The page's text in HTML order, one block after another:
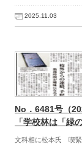
2025.11.03
No．6481号（
「学校林は「緑
文科相に松本氏 喫